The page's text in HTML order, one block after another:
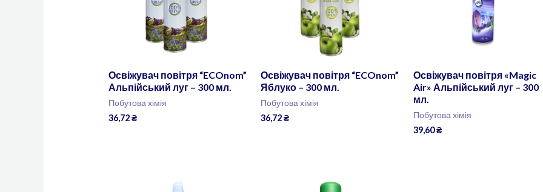
Освіжувач повітря “ECOnom”
Альпійський луг – 300 мл.
Побутова хімія
36,72₴
Освіжувач повітря “ECOnom”
Яблуко – 300 мл.
Побутова хімія
36,72₴
Освіжувач повітря «Magic
Air» Альпійський луг – 300
мл.
Побутова хімія
39,60₴